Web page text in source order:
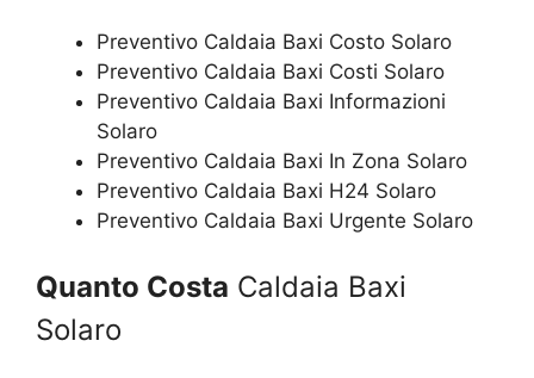
Preventivo Caldaia Baxi Costo Solaro
Preventivo Caldaia Baxi Costi Solaro
Preventivo Caldaia Baxi Informazioni
Solaro
Preventivo Caldaia Baxi In Zona Solaro
Preventivo Caldaia Baxi H24 Solaro
Preventivo Caldaia Baxi Urgente Solaro
Quanto Costa Caldaia Baxi
Solaro